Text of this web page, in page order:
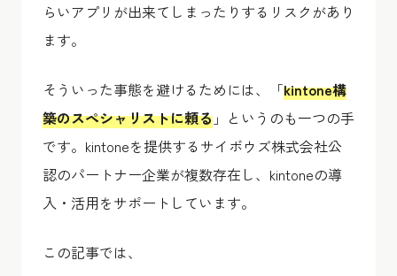
らいアプリが出来てしまったりするリスクがあり
ます。
そういった事態を避けるためには、「kintone構
築のスペシャリストに頼る 」というのも一つの手
です。kintoneを提供するサイボウズ株式会社公
認のパートナー企業が複数存在し、kintoneの導
入・活用をサポートしています。
この記事では、